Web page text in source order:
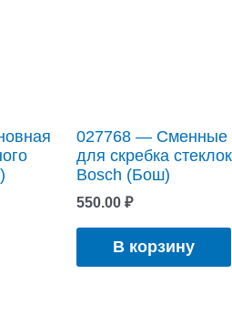
027768 — Сменные
для скребка
Bosch (Бош)
550.00₽
В корзину